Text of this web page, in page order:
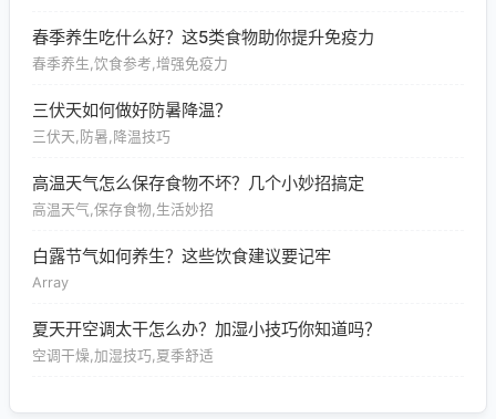
春季养生吃什么好？这5类食物助你提升免疫力
春季养生,饮食参考,增强免疫力
三伏天如何做好防暑降温？
三伏天,防暑,降温技巧
高温天气怎么保存食物不坏？几个小妙招搞定
高温天气,保存食物,生活妙招
白露节气如何养生？这些饮食建议要记牢
Array
夏天开空调太干怎么办？加湿小技巧你知道吗？
空调干燥,加湿技巧,夏季舒适